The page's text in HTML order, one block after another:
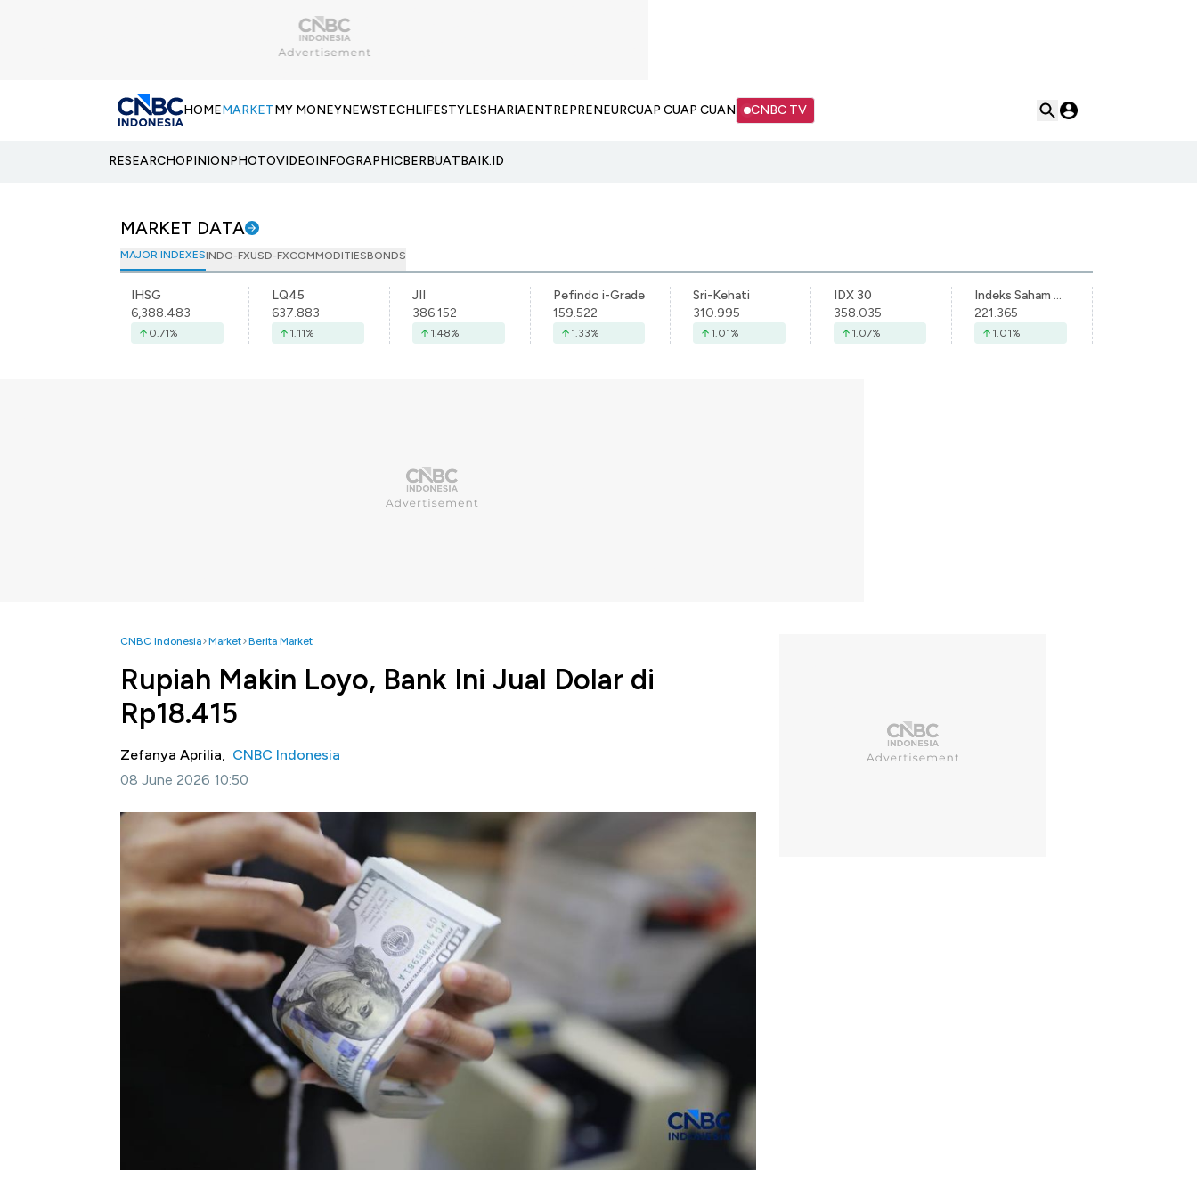
HOMEMARKETMY MONEYNEWSTECHLIFESTYLESHARIAENTREPRENEURCUAP CUAP CUAN CNBC TV
RESEARCHOPINIONPHOTOVIDEOINFOGRAPHICBERBUATBAIK.ID
MARKET DATA
MAJOR INDEXESINDO-FXUSD-FXCOMMODITIESBONDS
IHSG
6,388.483
0.71%
LQ45
637.883
1.11%
JII
386.152
1.48%
Pefindo i-Grade
159.522
1.33%
Sri-Kehati
310.995
1.01%
IDX 30
358.035
1.07%
Indeks Saham Syariah Indonesia
221.365
1.01%
CNBC Indonesia Market Berita Market
Rupiah Makin Loyo, Bank Ini Jual Dolar di
Rp18.415
Zefanya Aprilia, CNBC Indonesia
08 June 2026 10:50